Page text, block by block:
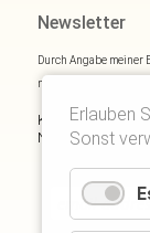
Newsletter
Durch Angabe meiner
mich mit
Kostenloses E-
Newsletter:
Erlauben
Sonst